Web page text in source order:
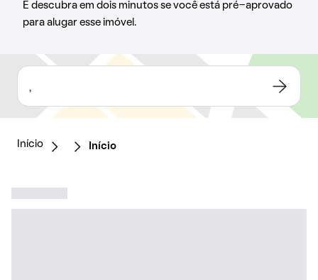
E descubra em dois minutos se você está pré-aprovado
para alugar esse imóvel.
,
Início Início